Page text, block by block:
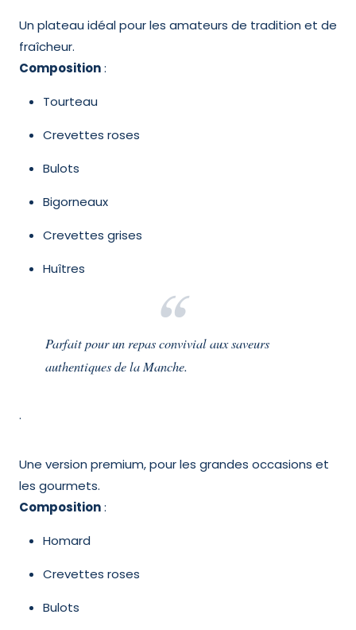
Un plateau idéal pour les amateurs de tradition et de
fraîcheur.
Composition:
Tourteau
Crevettes roses
Bulots
Bigorneaux
Crevettes grises
Huîtres
Parfait pour un repas convivial aux saveurs
authentiques de la Manche.
.
Une version premium, pour les grandes occasions et
les gourmets.
Composition:
Homard
Crevettes roses
Bulots